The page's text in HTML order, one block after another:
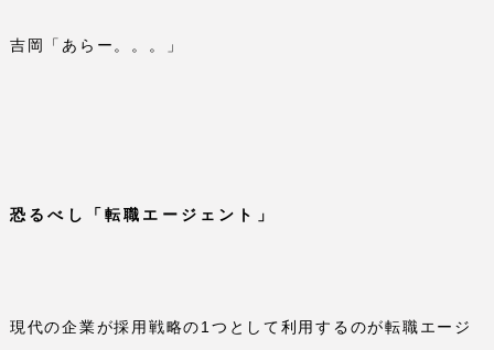
吉岡「あらー。。。」
恐るべし「転職エージェント」
現代の企業が採用戦略の1 つとして利用するのが転職エージ